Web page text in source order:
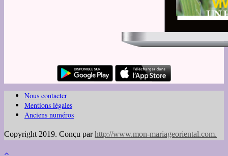
Nous contacter
Mentions légales
Anciens numéros
Copyright 2019. Conçu parhttp://www.mon-mariageoriental.com.